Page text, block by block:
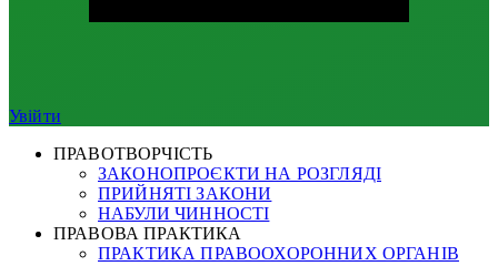
Увійти
ПРАВОТВОРЧІСТЬ
ЗАКОНОПРОЄКТИ НА РОЗГЛЯДІ
ПРИЙНЯТІ ЗАКОНИ
НАБУЛИ ЧИННОСТІ
ПРАВОВА ПРАКТИКА
ПРАКТИКА ПРАВООХОРОННИХ ОРГАНІВ